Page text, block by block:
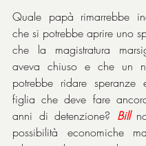
Quale papà rimarrebbe
che si potrebbe aprire uno
che la magistratura
aveva chiuso e che un
potrebbe ridare speranze
figlia che deve fare
anni di detenzione? Bill
possibilità economiche